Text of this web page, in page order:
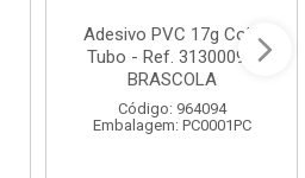
Adesivo PVC 17g Cola
Tubo - Ref. 3130009 -
BRASCOLA
Código: 964094
Embalagem: PC0001PC